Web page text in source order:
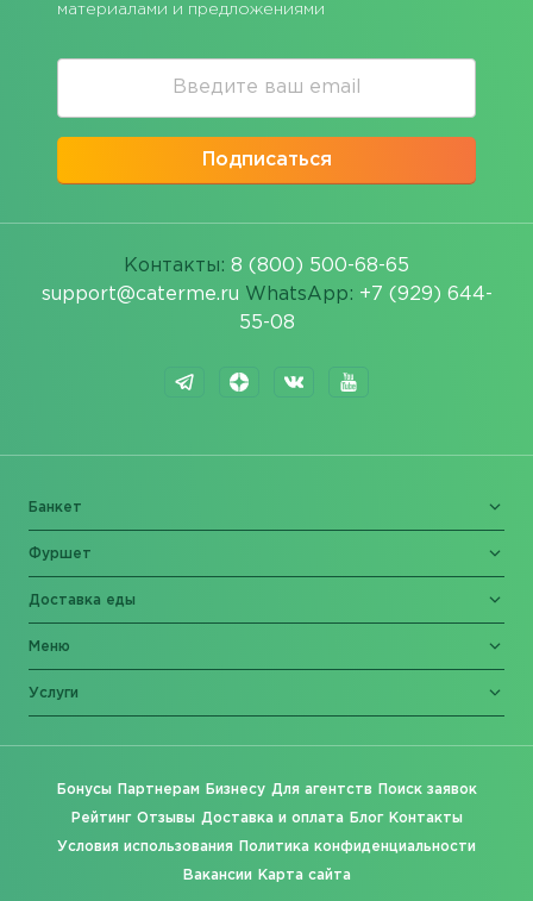
материалами и предложениями
Подписаться
Контакты: 8 (800) 500-68-65
support@caterme.ru WhatsApp: +7 (929) 644-
55-08
Банкет
Фуршет
Доставка еды
Меню
Услуги
Бонусы Партнерам Бизнесу Для агентств Поиск заявок
Рейтинг Отзывы Доставка и оплата Блог Контакты
Условия использования Политика конфиденциальности
Вакансии Карта сайта